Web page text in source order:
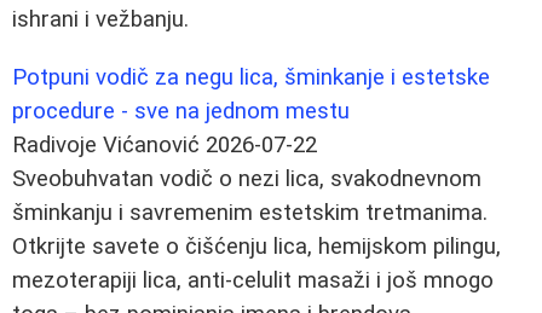
ishrani i vežbanju.
Potpuni vodič za negu lica, šminkanje i estetske
procedure - sve na jednom mestu
Radivoje Vićanović 2026-07-22
Sveobuhvatan vodič o nezi lica, svakodnevnom
šminkanju i savremenim estetskim tretmanima.
Otkrijte savete o čišćenju lica, hemijskom pilingu,
mezoterapiji lica, anti-celulit masaži i još mnogo